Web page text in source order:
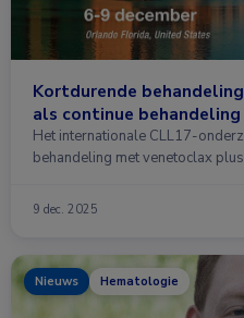
Kortdurende
als continue behandeling
Het internationale CLL17-
behandeling met venetoclax
9 dec. 2025
Nieuws Hematologie